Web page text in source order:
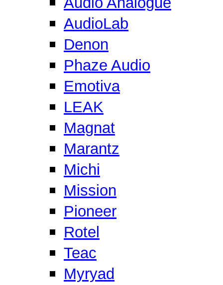
AudioLab
Denon
Phaze Audio
Emotiva
LEAK
Magnat
Marantz
Michi
Mission
Pioneer
Rotel
Teac
Myryad